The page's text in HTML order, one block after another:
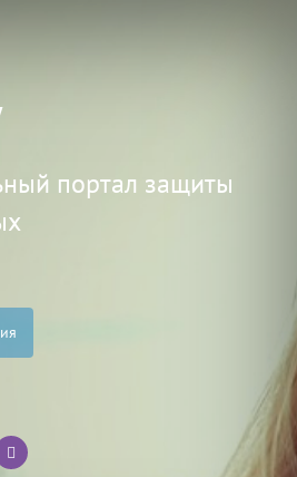
портал защиты